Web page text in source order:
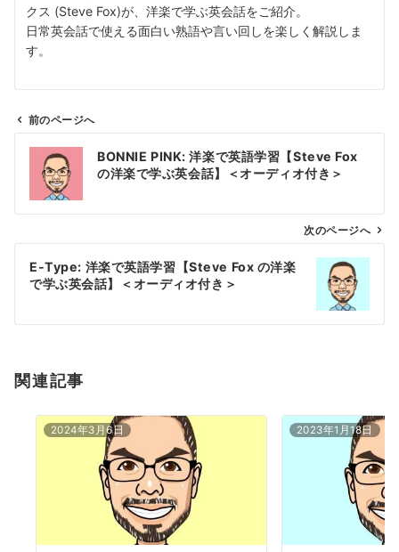
クス (Steve Fox)が、洋楽で学ぶ英会話をご紹介。
日常英会話で使える面白い熟語や言い回しを楽しく解説しま
す。
ン
前のページへ
BONNIE PINK: 洋楽で英語学習【Steve Fox
の洋楽で学ぶ英会話】＜オーディオ付き＞
次のページへ
E-Type: 洋楽で英語学習【Steve Fox の洋楽
で学ぶ英会話】＜オーディオ付き＞
関連記事
2024年3月6日 2023年1月18日